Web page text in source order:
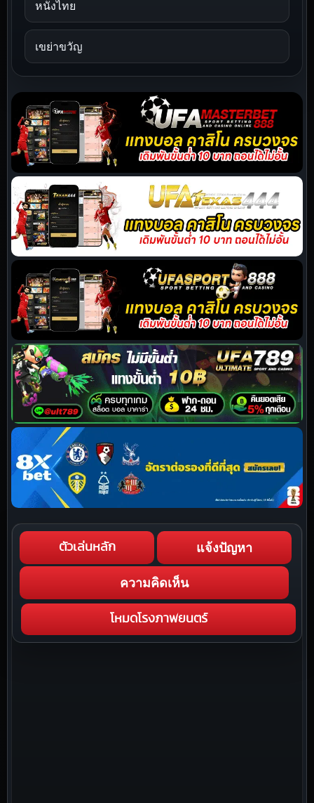
หนังไทย
เขย่าขวัญ
ตัวเล่นหลัก แจ้งปัญหา
ความคิดเห็น
โหมดโรงภาพยนตร์